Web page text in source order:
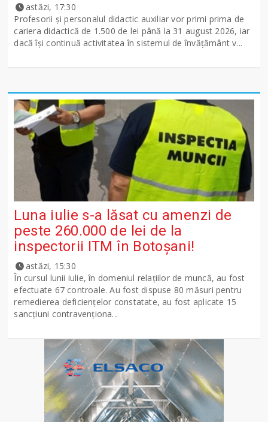
astăzi, 17:30
Profesorii și personalul didactic auxiliar vor primi prima de
cariera didactică de 1.500 de lei până la 31 august 2026, iar
dacă își continuă activitatea în sistemul de învățământ v...
Luna iulie s-a lăsat cu amenzi de
peste 260.000 de lei de la
inspectorii ITM în Botoșani!
astăzi, 15:30
În cursul lunii iulie, în domeniul relațiilor de muncă, au fost
efectuate 67 controale. Au fost dispuse 80 măsuri pentru
remedierea deficiențelor constatate, au fost aplicate 15
sancţiuni contravenționa...